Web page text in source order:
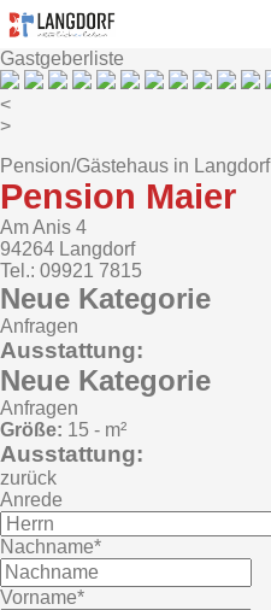
Gastgeberliste
<
>
Pension/Gästehaus in Langdorf
Pension Maier
Am Anis 4
94264 Langdorf
Tel.: 09921 7815
Neue Kategorie
Anfragen
Ausstattung:
Neue Kategorie
Anfragen
Größe: 15 - m²
Ausstattung:
zurück
Anrede
Nachname*
Vorname*